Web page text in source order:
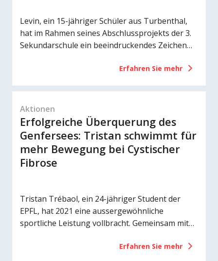
Levin, ein 15-jähriger Schüler aus Turbenthal,
hat im Rahmen seines Abschlussprojekts der 3.
Sekundarschule ein beeindruckendes Zeichen
er einen Sponsorenlauf, um auf die Cystische
dabei die eindrückliche Summe von 11’000
Franken.
Erfahren Sie mehr
Aktionen
Erfolgreiche Überquerung des
Genfersees: Tristan schwimmt für
mehr Bewegung bei Cystischer
Fibrose
Tristan Trébaol, ein 24-jähriger Student der
EPFL, hat 2021 eine aussergewöhnliche
sportliche Leistung vollbracht. Gemeinsam mit
Genfersee – 14 Kilometer in nur 5 Stunden und
Erfahren Sie mehr